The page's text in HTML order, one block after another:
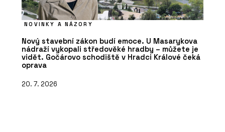
NOVINKY A NÁZORY
Nový stavební zákon budí emoce. U Masarykova
nádraží vykopali středověké hradby – můžete je
vidět. Gočárovo schodiště v Hradci Králové čeká
oprava
20. 7. 2026